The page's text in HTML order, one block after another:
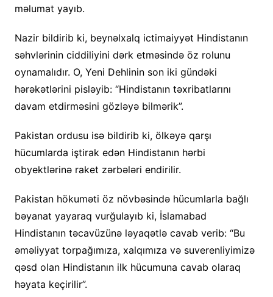
məlumat yayıb.
Nazir bildirib ki, beynəlxalq ictimaiyyət Hindistanın
səhvlərinin ciddiliyini dərk etməsində öz rolunu
oynamalıdır. O, Yeni Dehlinin son iki gündəki
hərəkətlərini pisləyib: “Hindistanın təxribatlarını
davam etdirməsini gözləyə bilmərik”.
Pakistan ordusu isə bildirib ki, ölkəyə qarşı
hücumlarda iştirak edən Hindistanın hərbi
obyektlərinə raket zərbələri endirilir.
Pakistan hökuməti öz növbəsində hücumlarla bağlı
bəyanat yayaraq vurğulayıb ki, İslamabad
Hindistanın təcavüzünə ləyaqətlə cavab verib: “Bu
əməliyyat torpağımıza, xalqımıza və suverenliyimizə
qəsd olan Hindistanın ilk hücumuna cavab olaraq
həyata keçirilir”.